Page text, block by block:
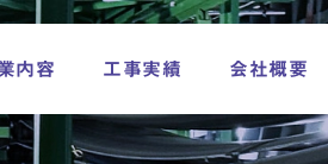
内容 工事実績 会社概要